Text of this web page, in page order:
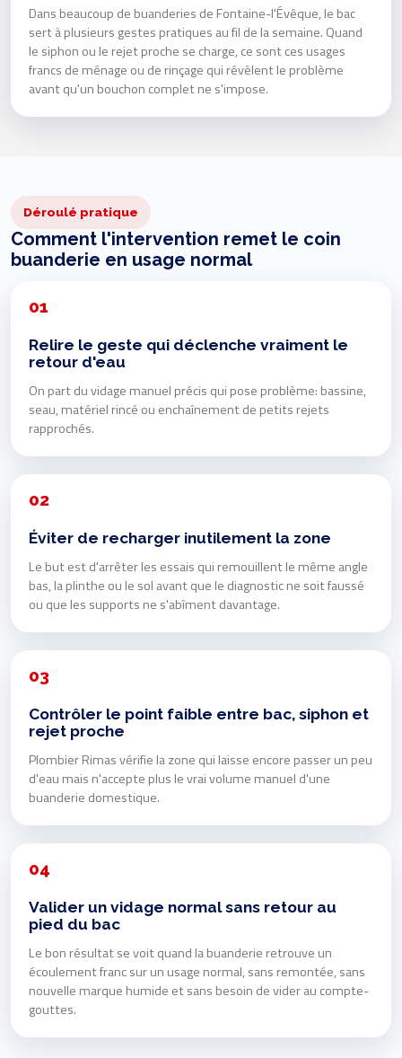
Dans beaucoup de buanderies de Fontaine-l'Évêque, le bac
sert à plusieurs gestes pratiques au fil de la semaine. Quand
le siphon ou le rejet proche se charge, ce sont ces usages
francs de ménage ou de rinçage qui révèlent le problème
avant qu'un bouchon complet ne s'impose.
Déroulé pratique
Comment l'intervention remet le coin
buanderie en usage normal
01
Relire le geste qui déclenche vraiment le
retour d'eau
On part du vidage manuel précis qui pose problème: bassine,
seau, matériel rincé ou enchaînement de petits rejets
rapprochés.
02
Éviter de recharger inutilement la zone
Le but est d'arrêter les essais qui remouillent le même angle
bas, la plinthe ou le sol avant que le diagnostic ne soit faussé
ou que les supports ne s'abîment davantage.
03
Contrôler le point faible entre bac, siphon et
rejet proche
Plombier Rimas vérifie la zone qui laisse encore passer un peu
d'eau mais n'accepte plus le vrai volume manuel d'une
buanderie domestique.
04
Valider un vidage normal sans retour au
pied du bac
Le bon résultat se voit quand la buanderie retrouve un
écoulement franc sur un usage normal, sans remontée, sans
nouvelle marque humide et sans besoin de vider au compte-
gouttes.